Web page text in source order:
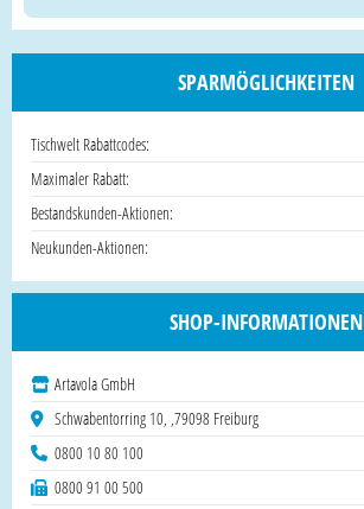
SPARMÖGLICHKEITEN
Tischwelt Rabattcodes:
Maximaler Rabatt:
Bestandskunden-Aktionen:
Neukunden-Aktionen:
SHOP-INFORMATIONEN
Artavola GmbH
Schwabentorring 10, ,79098 Freiburg
0800 10 80 100
0800 91 00 500